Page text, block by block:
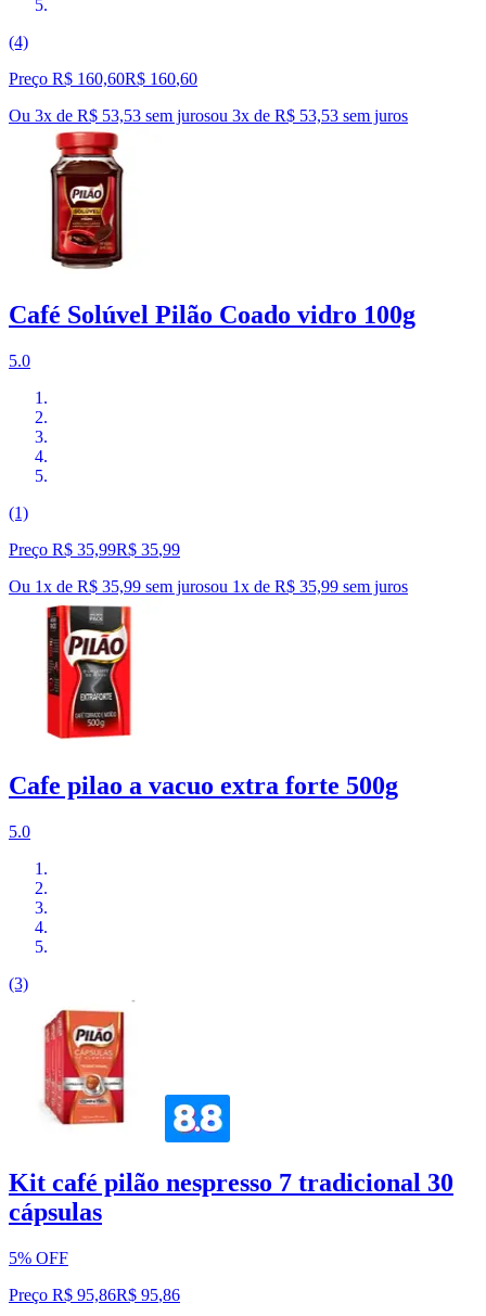
(4)
Preço R$ 160,60R$ 160,60
Ou 3x de R$ 53,53 sem jurosou 3x de R$ 53,53 sem juros
Café Solúvel Pilão Coado vidro 100g
5.0
(1)
Preço R$ 35,99R$ 35,99
Ou 1x de R$ 35,99 sem jurosou 1x de R$ 35,99 sem juros
Cafe pilao a vacuo extra forte 500g
5.0
(3)
Kit café pilão nespresso 7 tradicional 30
cápsulas
5% OFF
Preço R$ 95,86R$ 95,86